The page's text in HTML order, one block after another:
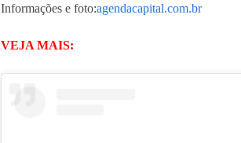
Informações e foto:agendacapital.com.br
VEJA MAIS: